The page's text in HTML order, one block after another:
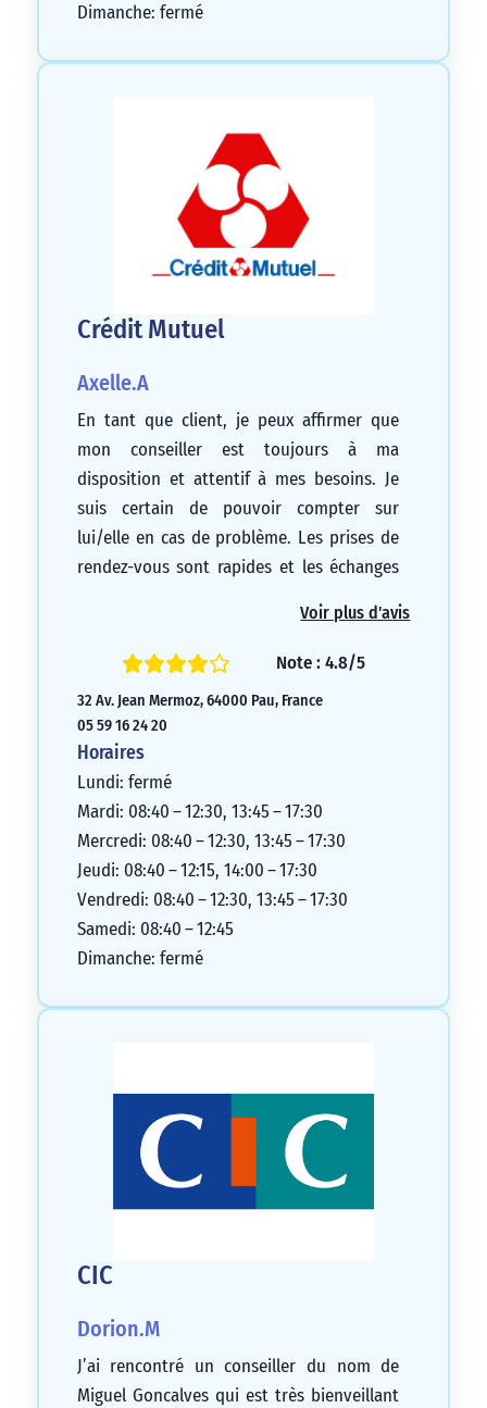
Dimanche: fermé
Crédit Mutuel
Axelle.A
En tant que client, je peux affirmer que
mon conseiller est toujours à ma
disposition et attentif à mes besoins. Je
suis certain de pouvoir compter sur
lui/elle en cas de problème. Les prises de
rendez-vous sont rapides et les échanges
Je recommande fortement cette agence
ainsi que mon conseiller.
Voir plus d'avis
Note : 4.8/5
32 Av. Jean Mermoz, 64000 Pau, France
05 59 16 24 20
Horaires
Lundi: fermé
Mardi: 08:40 – 12:30, 13:45 – 17:30
Mercredi: 08:40 – 12:30, 13:45 – 17:30
Jeudi: 08:40 – 12:15, 14:00 – 17:30
Vendredi: 08:40 – 12:30, 13:45 – 17:30
Samedi: 08:40 – 12:45
Dimanche: fermé
CIC
Dorion.M
J’ai rencontré un conseiller du nom de
Miguel Goncalves qui est très bienveillant